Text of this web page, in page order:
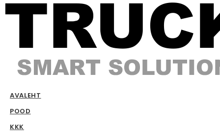
AVALEHT
POOD
KKK